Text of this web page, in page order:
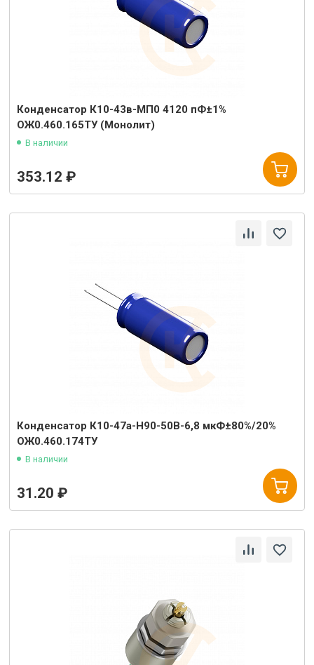
Конденсатор К10-43в-МП0 4120 пФ±1%
ОЖ0.460.165ТУ (Монолит)
В наличии
353.12 ₽
Конденсатор К10-47а-Н90-50В-6,8 мкФ±80%/20%
ОЖ0.460.174ТУ
В наличии
31.20 ₽